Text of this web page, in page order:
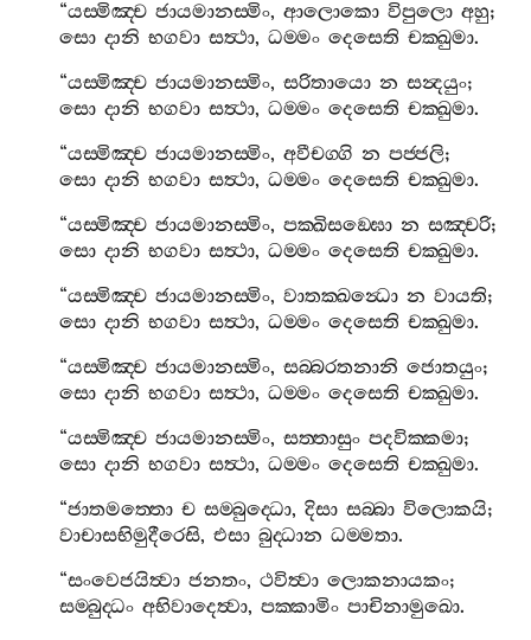
“යස‍්මිඤ‍්ච ජායමානස‍්මිං,ආලොකො විපුලො අහු;
සො දානි භගවා සත්‍ථා,ධම‍්මං දෙසෙති චක‍්ඛුමා.
“යස‍්මිඤ‍්ච ජායමානස‍්මිං,සරිතායො න සන්‍දයුං;
සො දානි භගවා සත්‍ථා,ධම‍්මං දෙසෙති චක‍්ඛුමා.
“යස‍්මිඤ‍්ච ජායමානස‍්මිං,අවීචග‍්ගි න පජ‍්ජලි;
සො දානි භගවා සත්‍ථා,ධම‍්මං දෙසෙති චක‍්ඛුමා.
“යස‍්මිඤ‍්ච ජායමානස‍්මිං,පක‍්ඛිසඞ‍්ඝො න සඤ‍්චරි;
සො දානි භගවා සත්‍ථා,ධම‍්මං දෙසෙති චක‍්ඛුමා.
“යස‍්මිඤ‍්ච ජායමානස‍්මිං,වාතක‍්ඛන්‍ධො න වායති;
සො දානි භගවා සත්‍ථා,ධම‍්මං දෙසෙති චක‍්ඛුමා.
“යස‍්මිඤ‍්ච ජායමානස‍්මිං,සබ‍්බරතනානි ජොතයුං;
සො දානි භගවා සත්‍ථා,ධම‍්මං දෙසෙති චක‍්ඛුමා.
“යස‍්මිඤ‍්ච ජායමානස‍්මිං,සත‍්තාසුං පදවික‍්කමා;
සො දානි භගවා සත්‍ථා,ධම‍්මං දෙසෙති චක‍්ඛුමා.
“ජාතමත‍්තො ච සම‍්බුද‍්ධො,දිසා සබ‍්බා විලොකයි;
වාචාසභිමුදීරෙසි,එසා බුද‍්ධාන ධම‍්මතා.
“සංවෙජයිත්‍වා ජනතං,ථවිත්‍වා ලොකනායකං;
සම‍්බුද‍්ධං අභිවාදෙත්‍වා,පක‍්කාමිං පාචිනාමුඛො.